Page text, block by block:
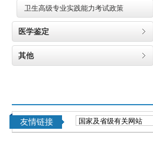
卫生高级专业实践能力考试政策
医学鉴定
其他
友情链接